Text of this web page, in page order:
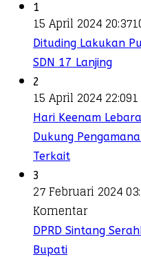
1
15 April 2024 20:37
Dituding Lakukan
SDN 17 Lanjing
2
15 April 2024 22:09
Hari Keenam
Dukung
Terkait
3
27 Februari 2024
Komentar
DPRD Sintang
Bupati